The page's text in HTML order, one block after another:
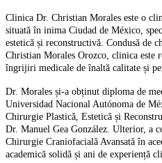
Clinica Dr. Christian Morales este o
situată în inima Ciudad de México,
estetică și reconstructivă. Condusă de
Christian Morales Orozco, clinica este
îngrijiri medicale de înaltă calitate și
Dr. Morales și-a obținut diploma de
Universidad Nacional Autónoma de
Chirurgie Plastică, Estetică și
Dr. Manuel Gea González. Ulterior, a
Chirurgie Craniofacială Avansată în
academică solidă și ani de experiență